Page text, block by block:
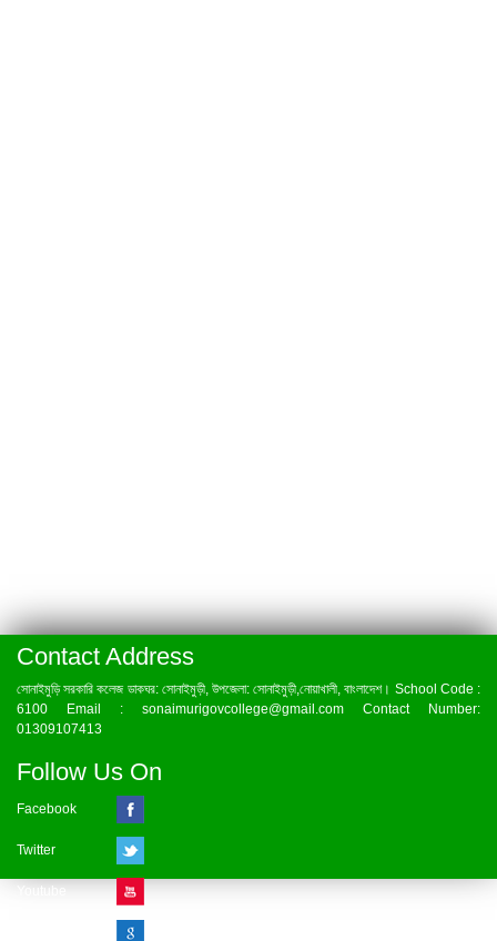
Contact Address
সোনাইমুড়ি সরকারি কলেজ ডাকঘর: সোনাইমুড়ী, উপজেলা: সোনাইমুড়ী,নোয়াখালী, বাংলাদেশ। School Code :
6100 Email : sonaimurigovcollege@gmail.com Contact Number:
01309107413
Follow Us On
Facebook
Twitter